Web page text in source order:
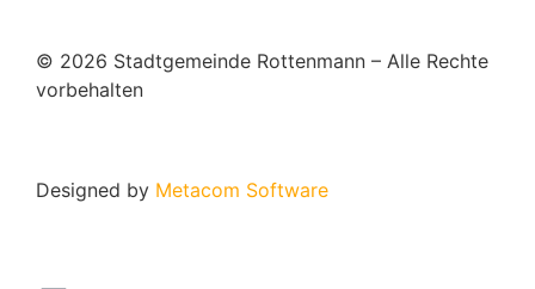
© 2026 Stadtgemeinde Rottenmann – Alle Rechte
vorbehalten
Designed by Metacom Software